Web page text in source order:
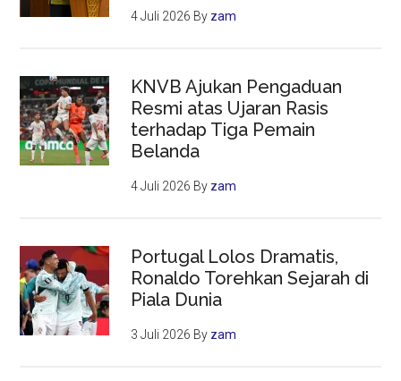
4 Juli 2026 By zam
KNVB Ajukan Pengaduan
Resmi atas Ujaran Rasis
terhadap Tiga Pemain
Belanda
4 Juli 2026 By zam
Portugal Lolos Dramatis,
Ronaldo Torehkan Sejarah di
Piala Dunia
3 Juli 2026 By zam